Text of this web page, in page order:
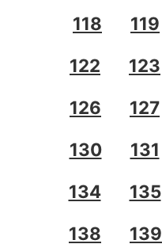
118
119
122
123
126
127
130
131
134
135
138
139